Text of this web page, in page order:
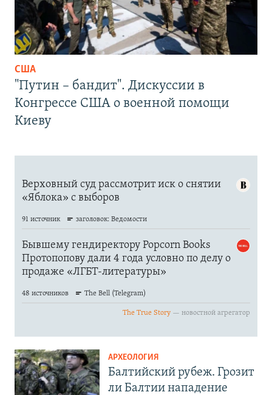
США
"Путин – бандит". Дискуссии в
Конгрессе США о военной помощи
Киеву
АРХЕОЛОГИЯ
Балтийский рубеж. Грозит
ли Балтии нападение